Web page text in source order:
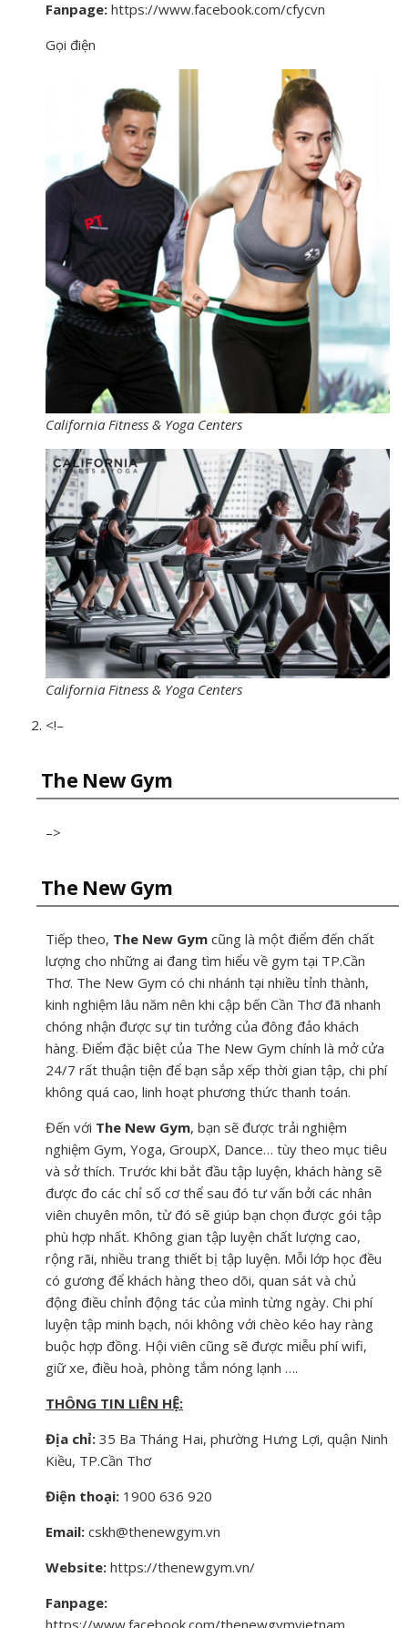
Fanpage: https://www.facebook.com/cfycvn
Gọi điện
California Fitness & Yoga Centers
California Fitness & Yoga Centers
<!–
The New Gym
–>
The New Gym
Tiếp theo, The New Gym cũng là một điểm đến chất
lượng cho những ai đang tìm hiểu về gym tại TP.Cần
Thơ. The New Gym có chi nhánh tại nhiều tỉnh thành,
kinh nghiệm lâu năm nên khi cập bến Cần Thơ đã nhanh
chóng nhận được sự tin tưởng của đông đảo khách
hàng. Điểm đặc biệt của The New Gym chính là mở cửa
24/7 rất thuận tiện để bạn sắp xếp thời gian tập, chi phí
không quá cao, linh hoạt phương thức thanh toán.
Đến với The New Gym, bạn sẽ được trải nghiệm
nghiệm Gym, Yoga, GroupX, Dance… tùy theo mục tiêu
và sở thích. Trước khi bắt đầu tập luyện, khách hàng sẽ
được đo các chỉ số cơ thể sau đó tư vấn bởi các nhân
viên chuyên môn, từ đó sẽ giúp bạn chọn được gói tập
phù hợp nhất. Không gian tập luyện chất lượng cao,
rộng rãi, nhiều trang thiết bị tập luyện. Mỗi lớp học đều
có gương để khách hàng theo dõi, quan sát và chủ
động điều chỉnh động tác của mình từng ngày. Chi phí
luyện tập minh bạch, nói không với chèo kéo hay ràng
buộc hợp đồng. Hội viên cũng sẽ được miễu phí wifi,
giữ xe, điều hoà, phòng tắm nóng lạnh ….
THÔNG TIN LIÊN HỆ:
Địa chỉ: 35 Ba Tháng Hai, phường Hưng Lợi, quận Ninh
Kiều, TP.Cần Thơ
Điện thoại: 1900 636 920
Email: cskh@thenewgym.vn
Website: https://thenewgym.vn/
Fanpage: